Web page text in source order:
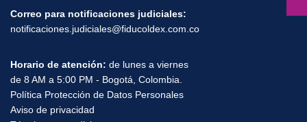
Correo para notificaciones judiciales:
notificaciones.judiciales@fiducoldex.com.co
Horario de atención: de lunes a viernes
de 8 AM a 5:00 PM - Bogotá, Colombia.
Política Protección de Datos Personales
Aviso de privacidad